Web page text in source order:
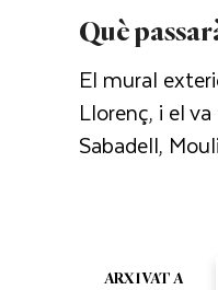
Què
El mural
Llorenç, i el
Sabadell,
ARXIVAT A